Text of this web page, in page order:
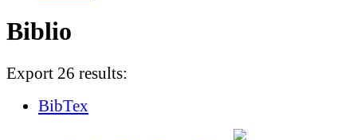
Biblio
Export 26 results:
BibTex